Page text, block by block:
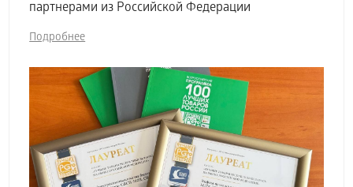
партнерами из Российской Федерации
Подробнее